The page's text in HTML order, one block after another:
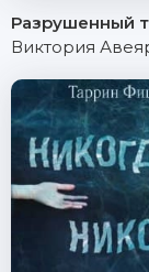
Разрушенный
Виктория